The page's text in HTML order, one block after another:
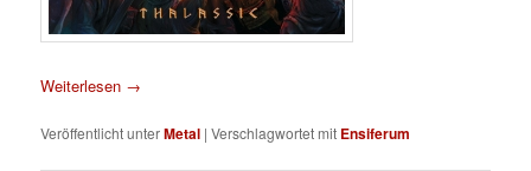
Weiterlesen →
Veröffentlicht unterMetal |Verschlagwortet mit Ensiferum